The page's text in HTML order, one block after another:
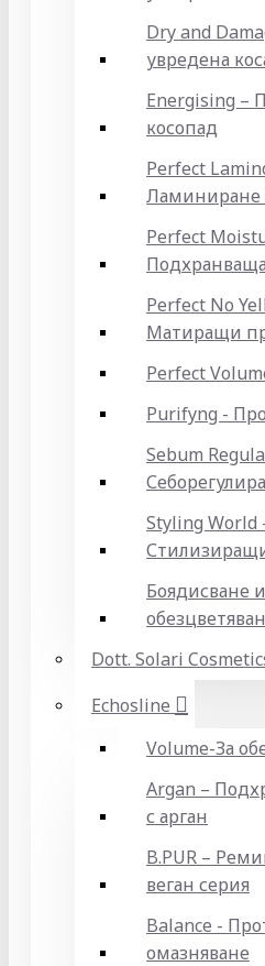
Dry and
увредена
Energising –
косопад
Perfect
Ламиниране
Perfect
Perfect No
Матиращи
Perfect
Purifyng -
Sebum
Styling World
Боядисване и
Dott. Solari
Echosline
Volume-За
Argan –
с арган
B.PUR –
веган серия
Balance -
омазняване